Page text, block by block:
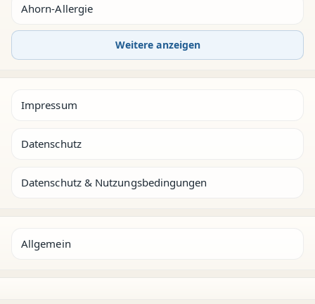
Ahorn-Allergie
Weitere anzeigen
Impressum
Datenschutz
Datenschutz & Nutzungsbedingungen
Allgemein